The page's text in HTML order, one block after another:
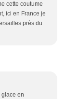
cette coutume
ici en France je
près du
en